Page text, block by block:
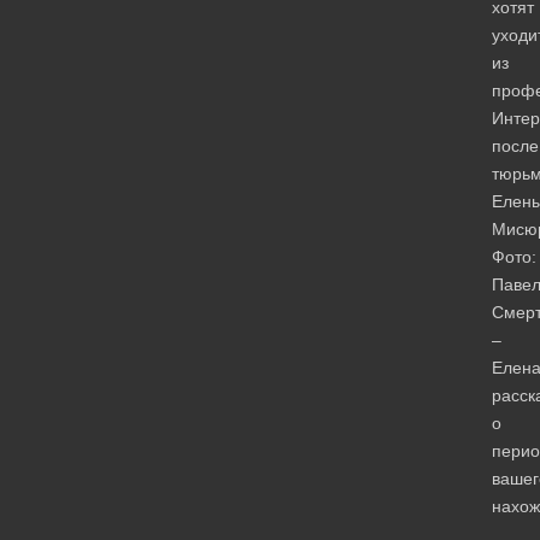
хотят
из
после
Фото:
Павел
–
о